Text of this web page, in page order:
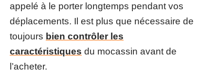
appelé à le porter longtemps pendant vos
déplacements. Il est plus que nécessaire de
toujours bien contrôler les
caractéristiques du mocassin avant de
l’acheter.